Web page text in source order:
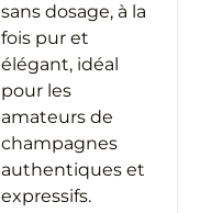
sans dosage, à la
fois pur et
élégant, idéal
pour les
amateurs de
champagnes
authentiques et
expressifs.